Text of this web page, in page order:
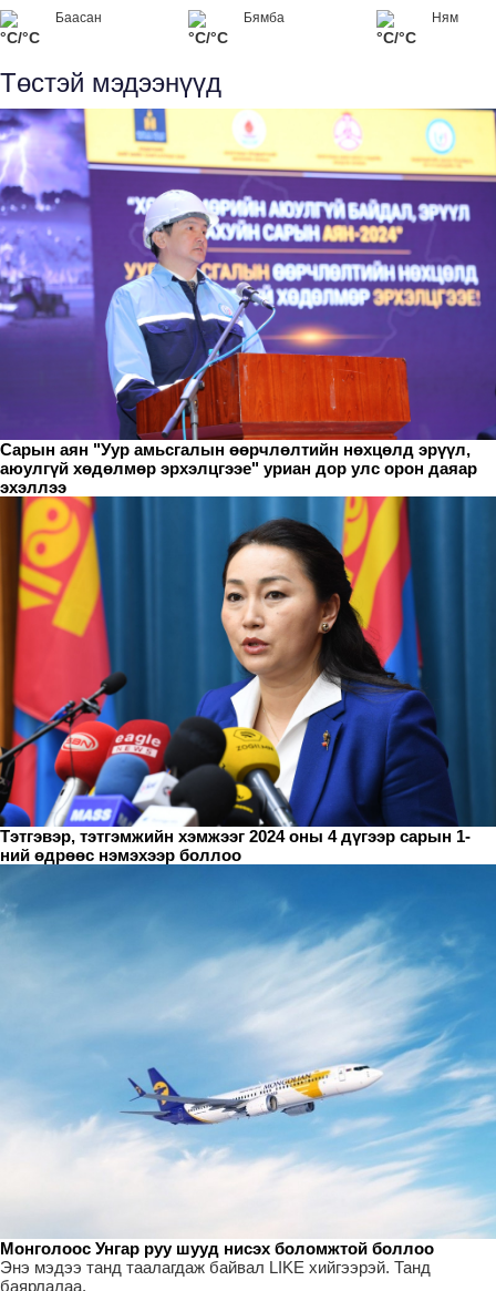
Баасан
°C/°C
Бямба
°C/°C
Ням
°C/°C
Төстэй мэдээнүүд
Сарын аян "Уур амьсгалын өөрчлөлтийн нөхцөлд эрүүл,
аюулгүй хөдөлмөр эрхэлцгээе" уриан дор улс орон даяар
эхэллээ
Тэтгэвэр, тэтгэмжийн хэмжээг 2024 оны 4 дүгээр сарын 1-
ний өдрөөс нэмэхээр боллоо
Монголоос Унгар руу шууд нисэх боломжтой боллоо
Энэ мэдээ танд таалагдаж байвал LIKE хийгээрэй. Танд
баярлалаа.